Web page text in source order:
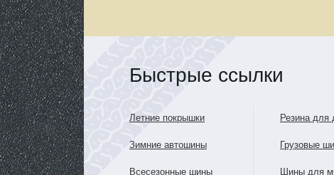
Быстрые ссылки
Летние покрышки
Зимние автошины
Всесезонные шины
Резина для
Грузовые
Шины для